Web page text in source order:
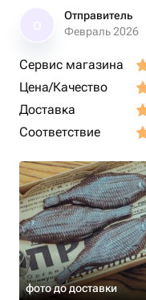
Отправитель
Февраль 2026
Сервис магазина
Цена/Качество
Доставка
Соответствие
фото до доставки